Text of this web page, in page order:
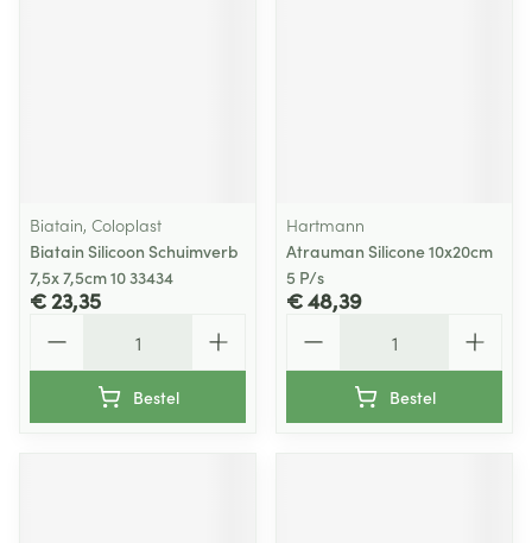
Biatain, Coloplast
Biatain Silicoon Schuimverb
7,5x 7,5cm 10 33434
€ 23,35
Bestel
Hartmann
Atrauman Silicone 10x20cm
5 P/s
€ 48,39
Bestel